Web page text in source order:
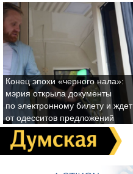
Конец эпохи «черного нала»:
мэрия открыла документы
по электронному билету и ждет
от одесситов предложений